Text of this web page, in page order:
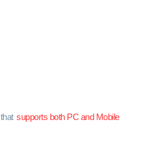
supports both PC and Mobile